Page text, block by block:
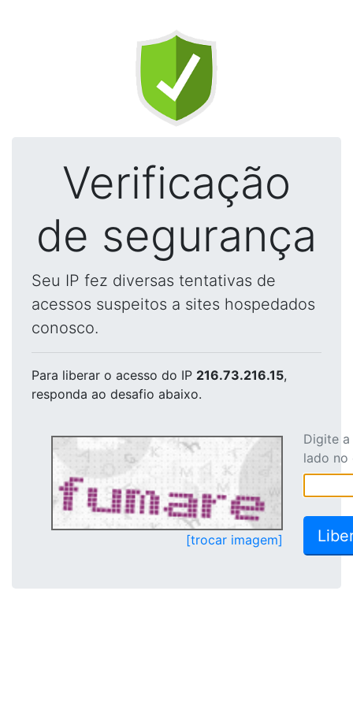
Verificação
de segurança
Seu IP fez diversas tentativas de
acessos suspeitos a sites hospedados
conosco.
Para liberar o acesso do IP 216.73.216.15,
responda ao desafio abaixo.
[trocar imagem]
Digite
lado no